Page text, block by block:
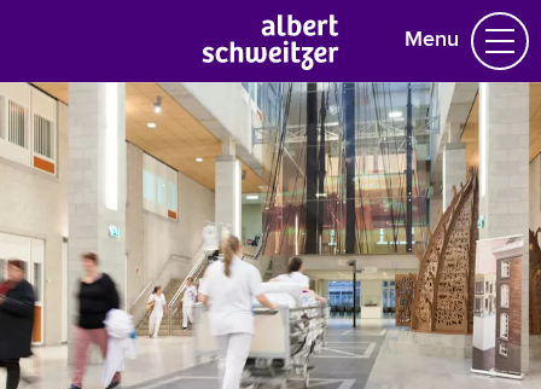
Menu
Homepage
Praktische informatie
Specialismen
Werken en leren
Medewerkers
Contact
MijnASz